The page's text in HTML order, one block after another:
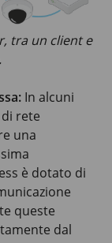
tra un client e
In alcuni
rete
una
è dotato di
queste
dal